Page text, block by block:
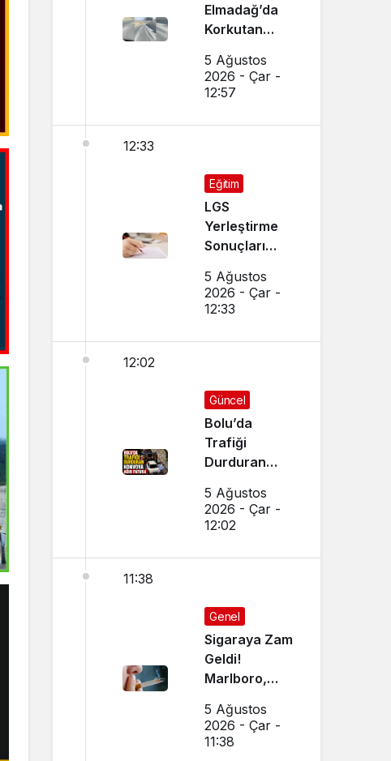
Elmadağ’da
Korkutan
Yangını
5 Ağustos
2026 - Çar -
12:57
12:33
Eğitim
LGS
Yerleştirme
Sonuçları
Sonuçlar
Nereden
Nakil
5 Ağustos
2026 - Çar -
12:33
12:02
Güncel
Bolu’da
Trafiği
Durduran
Fatura
5 Ağustos
2026 - Çar -
12:02
11:38
Genel
Sigaraya Zam
Geldi!
Marlboro,
Winston,
Camel JTI
5 Ağustos
2026 - Çar -
11:38